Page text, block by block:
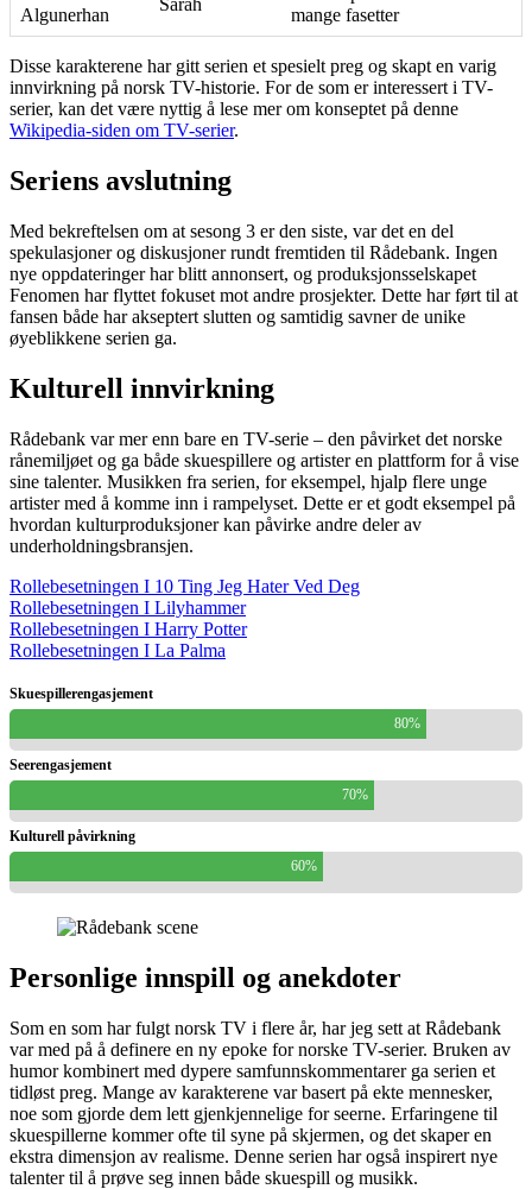
Algunerhan
Sarah
mange fasetter
Disse karakterene har gitt serien et spesielt preg og skapt en varig
innvirkning på norsk TV-historie. For de som er interessert i TV-
serier, kan det være nyttig å lese mer om konseptet på denne
Wikipedia-siden om TV-serier.
Seriens avslutning
Med bekreftelsen om at sesong 3 er den siste, var det en del
spekulasjoner og diskusjoner rundt fremtiden til Rådebank. Ingen
nye oppdateringer har blitt annonsert, og produksjonsselskapet
Fenomen har flyttet fokuset mot andre prosjekter. Dette har ført til at
fansen både har akseptert slutten og samtidig savner de unike
øyeblikkene serien ga.
Kulturell innvirkning
Rådebank var mer enn bare en TV-serie – den påvirket det norske
rånemiljøet og ga både skuespillere og artister en plattform for å vise
sine talenter. Musikken fra serien, for eksempel, hjalp flere unge
artister med å komme inn i rampelyset. Dette er et godt eksempel på
hvordan kulturproduksjoner kan påvirke andre deler av
underholdningsbransjen.
Rollebesetningen I 10 Ting Jeg Hater Ved Deg
Rollebesetningen I Lilyhammer
Rollebesetningen I Harry Potter
Rollebesetningen I La Palma
Skuespillerengasjement
80%
Seerengasjement
70%
Kulturell påvirkning
60%
Personlige innspill og anekdoter
Som en som har fulgt norsk TV i flere år, har jeg sett at Rådebank
var med på å definere en ny epoke for norske TV-serier. Bruken av
humor kombinert med dypere samfunnskommentarer ga serien et
tidløst preg. Mange av karakterene var basert på ekte mennesker,
noe som gjorde dem lett gjenkjennelige for seerne. Erfaringene til
skuespillerne kommer ofte til syne på skjermen, og det skaper en
ekstra dimensjon av realisme. Denne serien har også inspirert nye
talenter til å prøve seg innen både skuespill og musikk.